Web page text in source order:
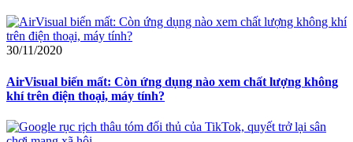
30/11/2020
AirVisual biến mất: Còn ứng dụng nào xem chất lượng không
khí trên điện thoại, máy tính?